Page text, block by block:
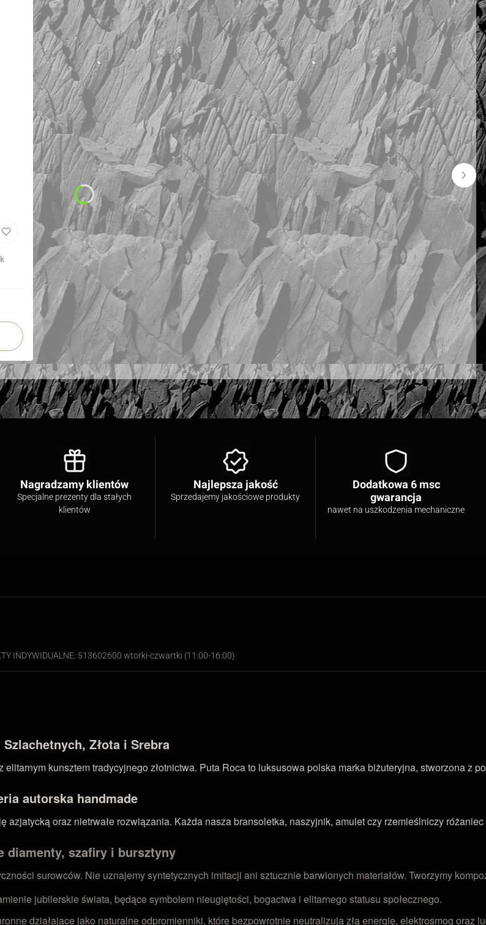
Nagradzamy klientów
Specjalne prezenty dla stałych
klientów
Najlepsza jakość
Sprzedajemy jakościowe produkty
Dodatkowa 6 msc
gwarancja
nawet na uszkodzenia mechaniczne
INDYWIDUALNE: 513602600 wtorki-czwartki (11:00-16:00)
Złota i Srebra
kunsztem tradycyjnego złotnictwa. Puta Roca to luksusowa polska marka biżuteryjna,
autorska handmade
oraz nietrwałe rozwiązania. Każda nasza bransoletka, naszyjnik, amulet czy rzemieślniczy
diamenty, szafiry i bursztyny
surowców. Nie uznajemy syntetycznych imitacji ani sztucznie barwionych materiałów. Tworzymy
jubilerskie świata, będące symbolem nieugiętości, bogactwa i elitarnego statusu społecznego.
działające jako naturalne odpromienniki, które bezpowrotnie neutralizują złą energię, elektrosmog oraz